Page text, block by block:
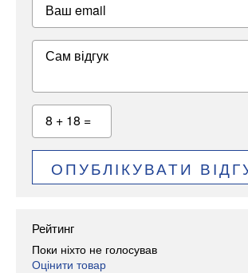
Ваш email
Сам відгук
8 + 18 =
ОПУБЛІКУВАТИ
Рейтинг
Поки ніхто не голосував
Оцінити товар